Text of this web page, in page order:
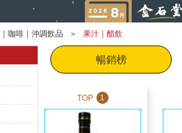
咖啡｜沖調飲品 ＞ 果汁｜醋飲
暢銷榜
TOP 1